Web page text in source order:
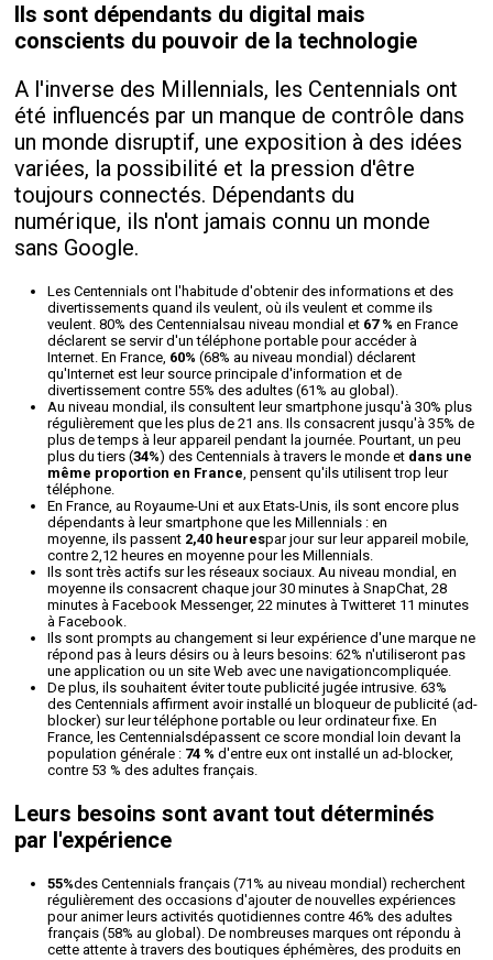
Ils sont dépendants du digital mais
conscients du pouvoir de la technologie
A l'inverse des Millennials, les Centennials ont
été influencés par un manque de contrôle dans
un monde disruptif, une exposition à des idées
variées, la possibilité et la pression d'être
toujours connectés. Dépendants du
numérique, ils n'ont jamais connu un monde
sans Google.
Les Centennials ont l'habitude d'obtenir des informations et des
divertissements quand ils veulent, où ils veulent et comme ils
veulent. 80% des Centennialsau niveau mondial et 67 % en France
déclarent se servir d'un téléphone portable pour accéder à
Internet. En France, 60% (68% au niveau mondial) déclarent
qu'Internet est leur source principale d'information et de
divertissement contre 55% des adultes (61% au global).
Au niveau mondial, ils consultent leur smartphone jusqu'à 30% plus
régulièrement que les plus de 21 ans. Ils consacrent jusqu'à 35% de
plus de temps à leur appareil pendant la journée. Pourtant, un peu
plus du tiers (34%) des Centennials à travers le monde et dans une
même proportion en France, pensent qu'ils utilisent trop leur
téléphone.
En France, au Royaume-Uni et aux Etats-Unis, ils sont encore plus
dépendants à leur smartphone que les Millennials : en
moyenne, ils passent 2,40 heurespar jour sur leur appareil mobile,
contre 2,12 heures en moyenne pour les Millennials.
Ils sont très actifs sur les réseaux sociaux. Au niveau mondial, en
moyenne ils consacrent chaque jour 30 minutes à SnapChat, 28
minutes à Facebook Messenger, 22 minutes à Twitteret 11 minutes
à Facebook.
Ils sont prompts au changement si leur expérience d'une marque ne
répond pas à leurs désirs ou à leurs besoins: 62% n'utiliseront pas
une application ou un site Web avec une navigationcompliquée.
De plus, ils souhaitent éviter toute publicité jugée intrusive. 63%
des Centennials affirment avoir installé un bloqueur de publicité (ad-
blocker) sur leur téléphone portable ou leur ordinateur fixe. En
France, les Centennialsdépassent ce score mondial loin devant la
population générale : 74 % d'entre eux ont installé un ad-blocker,
contre 53 % des adultes français.
Leurs besoins sont avant tout déterminés
par l'expérience
55%des Centennials français (71% au niveau mondial) recherchent
régulièrement des occasions d'ajouter de nouvelles expériences
pour animer leurs activités quotidiennes contre 46% des adultes
français (58% au global). De nombreuses marques ont répondu à
cette attente à travers des boutiques éphémères, des produits en